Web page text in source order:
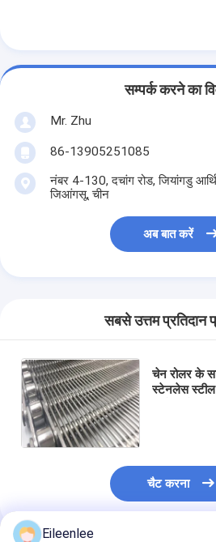
सम्पर्क करने का
Mr. Zhu
86-13905251085
नंबर 4-130, दचांग रोड, जियांगडु
जिआंगसू, चीन
अब बात करें
सबसे उत्तम प्रतिदान
चेन रोलर के
स्टेनलेस
चैट करना
Eileenlee